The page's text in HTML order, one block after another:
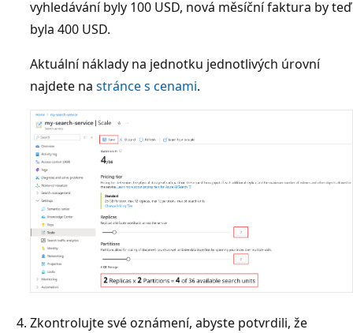
vyhledávání byly 100 USD, nová měsíční faktura by teď
byla 400 USD.
Aktuální náklady na jednotku jednotlivých úrovní
najdete na stránce s cenami.
Zkontrolujte své oznámení, abyste potvrdili, že